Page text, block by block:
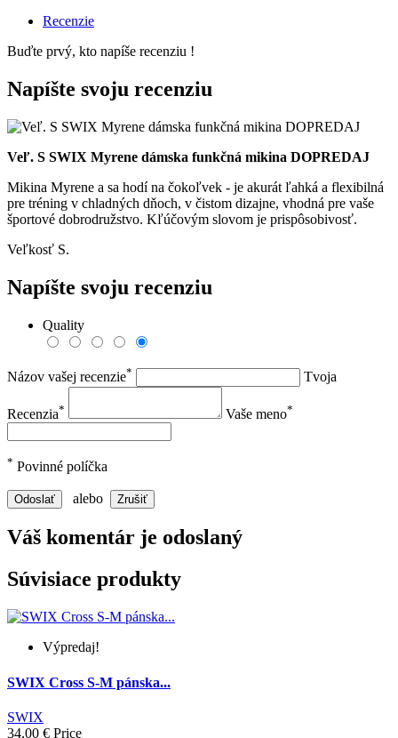
Recenzie
Buďte prvý, kto napíše recenziu !
Napíšte svoju recenziu
Veľ. S SWIX Myrene dámska funkčná mikina DOPREDAJ
Mikina Myrene a sa hodí na čokoľvek - je akurát ľahká a flexibilná
pre tréning v chladných dňoch, v čistom dizajne, vhodná pre vaše
športové dobrodružstvo. Kľúčovým slovom je prispôsobivosť.
Veľkosť S.
Napíšte svoju recenziu
Quality
Názov vašej recenzie* Tvoja
Recenzia* Vaše meno*
* Povinné políčka
Odoslať alebo Zrušiť
Váš komentár je odoslaný
Súvisiace produkty
Výpredaj!
SWIX Cross S-M pánska...
SWIX
34,00 € Price